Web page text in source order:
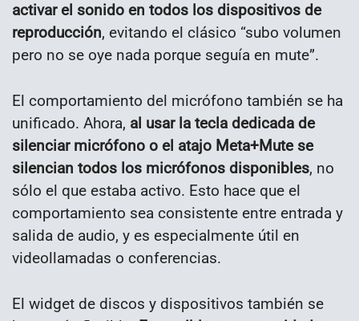
activar el sonido en todos los dispositivos de
reproducción, evitando el clásico “subo volumen
pero no se oye nada porque seguía en mute”.
El comportamiento del micrófono también se ha
unificado. Ahora, al usar la tecla dedicada de
silenciar micrófono o el atajo Meta+Mute se
silencian todos los micrófonos disponibles, no
sólo el que estaba activo. Esto hace que el
comportamiento sea consistente entre entrada y
salida de audio, y es especialmente útil en
videollamadas o conferencias.
El widget de discos y dispositivos también se